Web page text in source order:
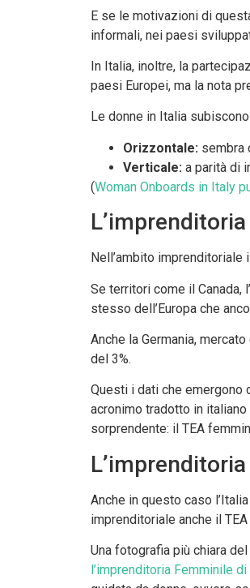
E se le motivazioni di
informali, nei paesi
In Italia, inoltre, la
paesi Europei, ma la nota
Le donne in Italia
Orizzontale: sembra
Verticale: a parità di
(Woman Onboards in Italy
Nell’ambito imprenditoriale
Se territori come il Canada,
stesso dell’Europa che
Anche la Germania,
del 3%.
Questi i dati che emergono
acronimo tradotto in italiano
sorprendente: il TEA
Anche in questo caso
imprenditoriale anche il
Una fotografia più chiara
l’imprenditoria Femminile